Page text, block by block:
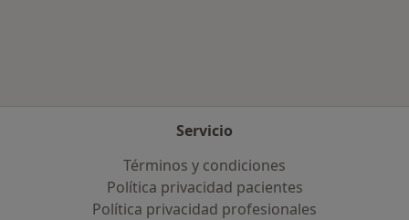
Servicio
Términos y condiciones
Política privacidad pacientes
Política privacidad profesionales